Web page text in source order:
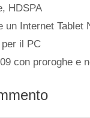
, HDSPA
un Internet Tablet
il PC
con proroghe e